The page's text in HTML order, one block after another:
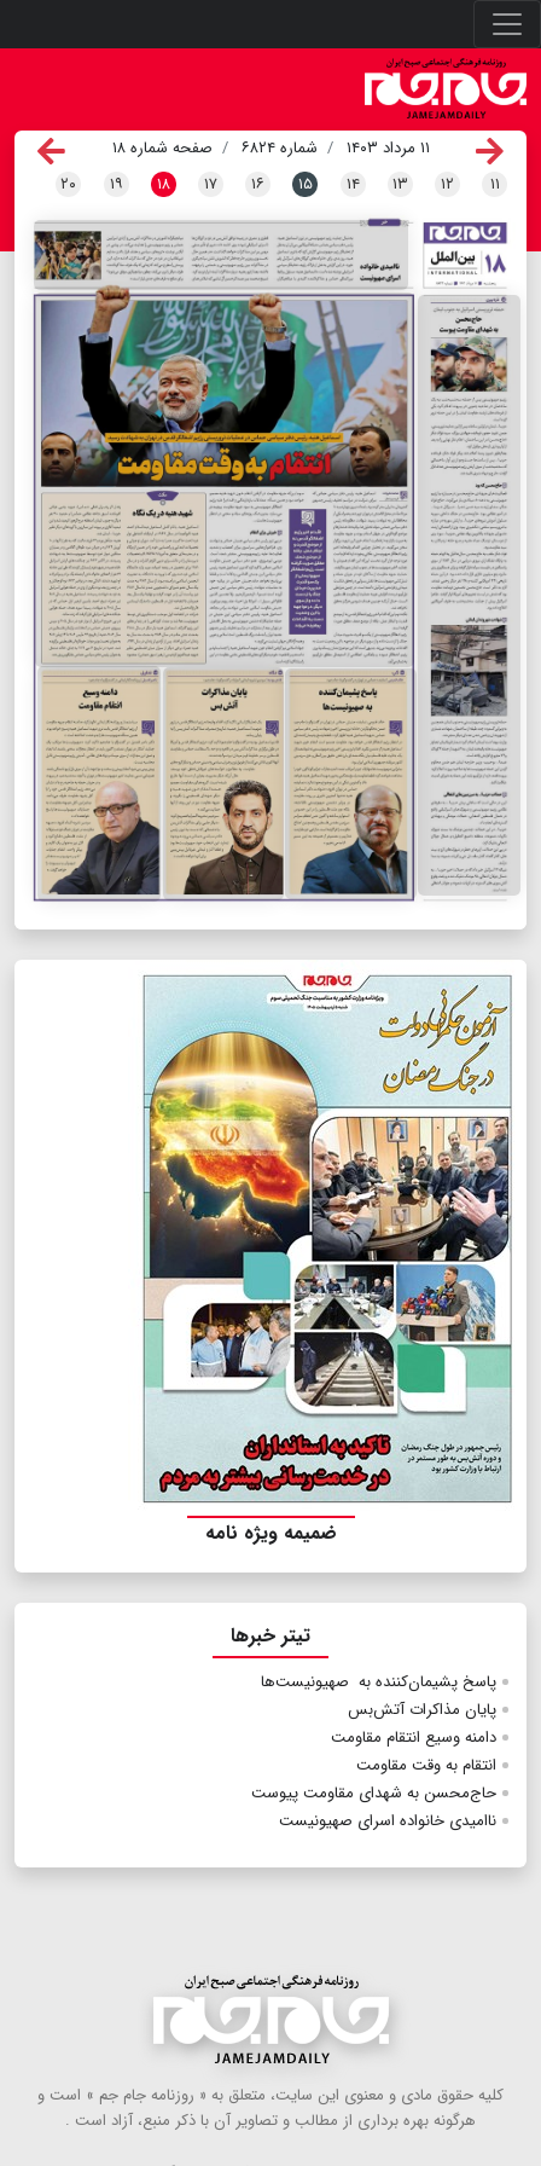
۱۱ مرداد ۱۴۰۳ شماره ۶۸۲۴
صفحه شماره ۱۸
۱۱ ۱۲ ۱۳ ۱۴ ۱۵ ۱۶ ۱۷ ۱۸ ۱۹ ۲۰
ضمیمه ویژه نامه
تیتر خبرها
پاسخ پشیمان‌کننده به صهیونیست‌ها
پایان مذاکرات آتش‌بس
دامنه وسیع انتقام مقاومت
انتقام به وقت مقاومت
حاج‌محسن به شهدای مقاومت پیوست
ناامیدی خانواده اسرای صهیونیست
كلیه حقوق مادی و معنوی این سایت، متعلق به « روزنامه جام جم » است و
هرگونه بهره ‌برداری از مطالب و تصاویر آن با ذكر منبع، آزاد است .